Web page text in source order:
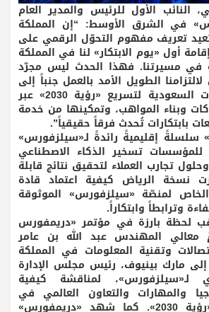
النائب الأول للرئيس والمدير العام
في الشرق الأوسط: “إن المملكة
تعريف مفهوم التحوّل الرقمي على
أول «يوم الابتكار» لنا في المملكة
مسيرتنا. فهذا الحدث ليس مجرّد
الطويل الأمد بالعمل جنباً إلى
جنب مع المؤسسات السعودية لتسريع «رؤية 2030» عبر
وبناء المواهب، وتمكينها من خدمة
بابتكارات تُحدث فرقاً حقيقياً”.
سلسلةً إقليميةً رائدةً لـ«سيلزفورس»
تسخير الذكاء الاصطناعي
تجارب العملاء لتحقيق نتائج قابلة
نسخة الرياض كيفية اعتماد قادة
لمنصّة «سيلزفورس» الموثوقة
وترابطاً وابتكاراً.
لحظة بارزة في مؤتمر «دريمفورس
معالي المهندس عبد الله بن عامر
وتقنية المعلومات في المملكة
إلى مارك بينيوف، رئيس مجلس الإدارة
لـ«سيلزفورس»، لمناقشة كيفية
والمهارات والتعاون العالمي في
تسريع طموحات «رؤية 2030». كما شهد «دريمفورس»